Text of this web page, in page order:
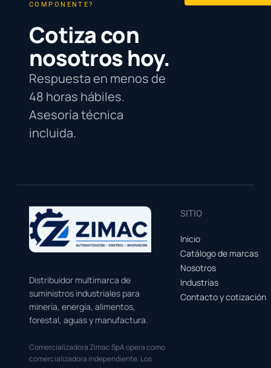
COMPONENTE?
Cotiza con
nosotros hoy.
Respuesta en menos de
48 horas hábiles.
Asesoría técnica
incluida.
Distribuidor multimarca de
suministros industriales para
minería, energía, alimentos,
forestal, aguas y manufactura.
Comercializadora Zimac SpA opera como
comercializadora independiente. Los
SITIO
Inicio
Catálogo de marcas
Nosotros
Industrias
Contacto y cotización